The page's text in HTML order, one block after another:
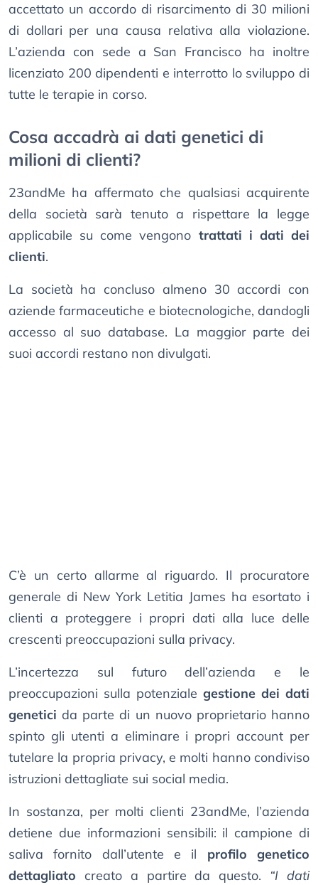
accettato un accordo di risarcimento di 30 milioni
di dollari per una causa relativa alla violazione.
L’azienda con sede a San Francisco ha inoltre
licenziato 200 dipendenti e interrotto lo sviluppo di
tutte le terapie in corso.
Cosa accadrà ai dati genetici di
milioni di clienti?
23andMe ha affermato che qualsiasi acquirente
della società sarà tenuto a rispettare la legge
applicabile su come vengono trattati i dati dei
clienti.
La società ha concluso almeno 30 accordi con
aziende farmaceutiche e biotecnologiche, dandogli
accesso al suo database. La maggior parte dei
suoi accordi restano non divulgati.
C’è un certo allarme al riguardo. Il procuratore
generale di New York Letitia James ha esortato i
clienti a proteggere i propri dati alla luce delle
crescenti preoccupazioni sulla privacy.
L’incertezza sul futuro dell’azienda e le
preoccupazioni sulla potenziale gestione dei dati
genetici da parte di un nuovo proprietario hanno
spinto gli utenti a eliminare i propri account per
tutelare la propria privacy, e molti hanno condiviso
istruzioni dettagliate sui social media.
In sostanza, per molti clienti 23andMe, l’azienda
detiene due informazioni sensibili: il campione di
saliva fornito dall’utente e il profilo genetico
dettagliato creato a partire da questo. “I dati